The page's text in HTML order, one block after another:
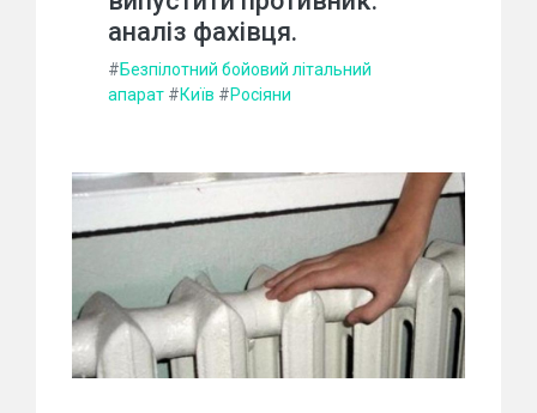
аналіз фахівця.
#Безпілотний бойовий літальний
апарат #Київ #Росіяни